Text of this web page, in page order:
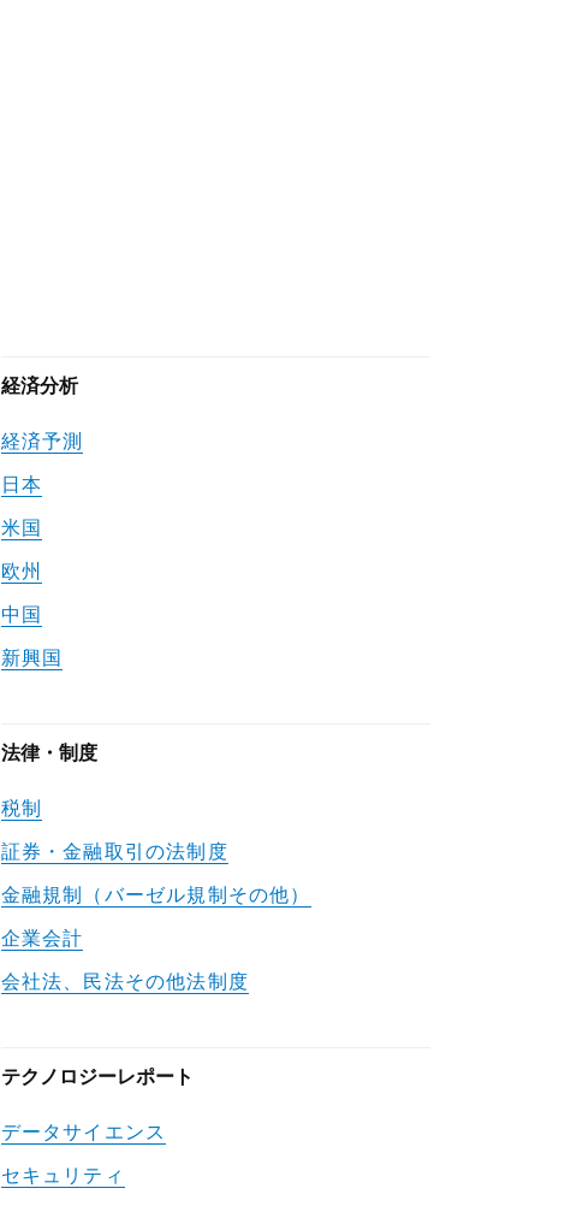
経済分析
経済予測
日本
米国
欧州
中国
新興国
法律・制度
税制
証券・金融取引の法制度
金融規制（バーゼル規制その他）
企業会計
会社法、民法その他法制度
テクノロジーレポート
データサイエンス
セキュリティ